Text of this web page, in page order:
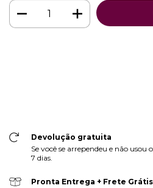
Devolução gratuita
Se você se arrependeu e não
7 dias.
Pronta Entrega + Frete Grátis